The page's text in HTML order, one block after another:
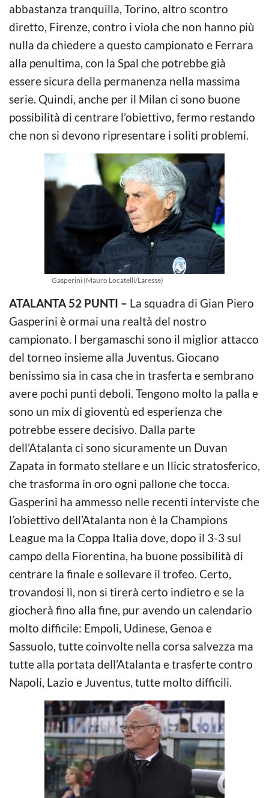
abbastanza tranquilla, Torino, altro scontro
diretto, Firenze, contro i viola che non hanno più
nulla da chiedere a questo campionato e Ferrara
alla penultima, con la Spal che potrebbe già
essere sicura della permanenza nella massima
serie. Quindi, anche per il Milan ci sono buone
possibilità di centrare l’obiettivo, fermo restando
che non si devono ripresentare i soliti problemi.
Gasperini (Mauro Locatelli/Laresse)
ATALANTA 52 PUNTI – La squadra di Gian Piero
Gasperini è ormai una realtà del nostro
campionato. I bergamaschi sono il miglior attacco
del torneo insieme alla Juventus. Giocano
benissimo sia in casa che in trasferta e sembrano
avere pochi punti deboli. Tengono molto la palla e
sono un mix di gioventù ed esperienza che
potrebbe essere decisivo. Dalla parte
dell’Atalanta ci sono sicuramente un Duvan
Zapata in formato stellare e un Ilicic stratosferico,
che trasforma in oro ogni pallone che tocca.
Gasperini ha ammesso nelle recenti interviste che
l’obiettivo dell’Atalanta non è la Champions
League ma la Coppa Italia dove, dopo il 3-3 sul
campo della Fiorentina, ha buone possibilità di
centrare la finale e sollevare il trofeo. Certo,
trovandosi lì, non si tirerà certo indietro e se la
giocherà fino alla fine, pur avendo un calendario
molto difficile: Empoli, Udinese, Genoa e
Sassuolo, tutte coinvolte nella corsa salvezza ma
tutte alla portata dell’Atalanta e trasferte contro
Napoli, Lazio e Juventus, tutte molto difficili.